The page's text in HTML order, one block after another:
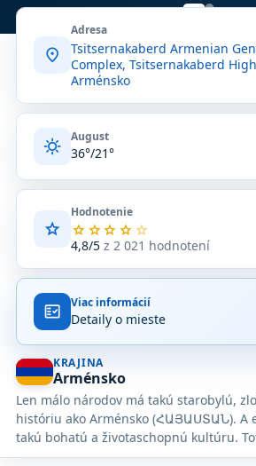
location_on
Adresa
Tsitsernakaberd Armenian
Complex, Tsitsernakaberd
Arménsko
sunny August
36°/21°
star
Hodnotenie
star star star star star
4,8/5z 2 021 hodnotení
Priemerné
hodnotenie
z
na
základe
2 021
hodnotení
na
Google
Maps.
fact_check Viac informácií
Detaily o mieste
KRAJINA
Arménsko
Len málo národov má takú starobylú,
históriu ako Arménsko (ՀԱՅԱՍՏԱՆ). A
takú bohatú a životaschopnú kultúru.
vás zaujme história, ohromia pamiatky,